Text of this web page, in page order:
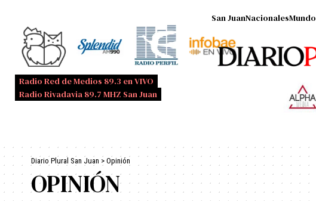
Radio Red de Medios 89.3 en VIVO
Radio Rivadavia 89.7 MHZ San Juan
San JuanNacionalesMundo
Diario Plural San Juan > Opinión
OPINIÓN